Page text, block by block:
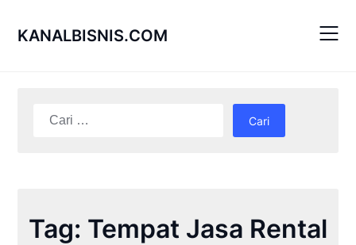
KANALBISNIS.COM
Cari
Tag: Tempat Jasa Rental